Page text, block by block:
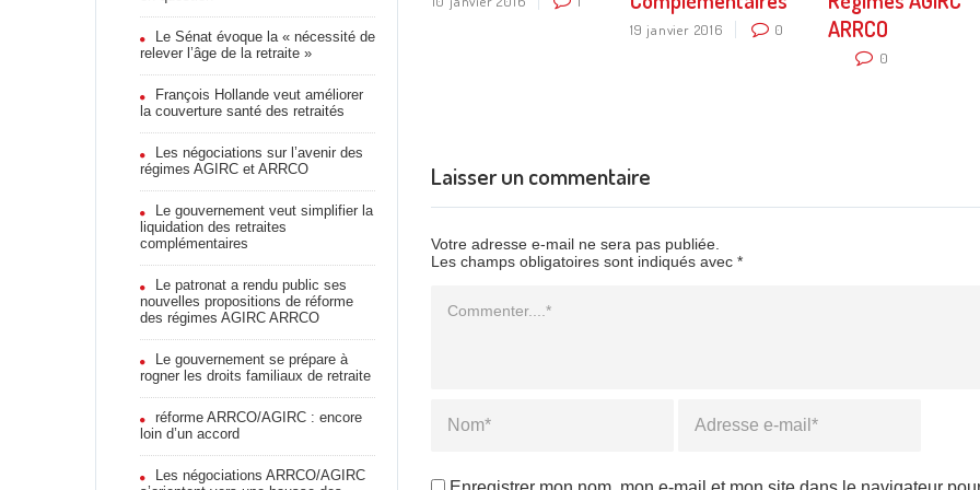
Le Sénat évoque la « nécessité de
relever l’âge de la retraite »
François Hollande veut améliorer
la couverture santé des retraités
Les négociations sur l’avenir des
régimes AGIRC et ARRCO
Le gouvernement veut simplifier la
liquidation des retraites
complémentaires
Le patronat a rendu public ses
nouvelles propositions de réforme
des régimes AGIRC ARRCO
Le gouvernement se prépare à
rogner les droits familiaux de retraite
réforme ARRCO/AGIRC : encore
loin d’un accord
Les négociations ARRCO/AGIRC
19 janvier 2016 0
ARRCO
0
Laisser un commentaire
Votre adresse e-mail ne sera pas publiée.
Les champs obligatoires sont indiqués avec *